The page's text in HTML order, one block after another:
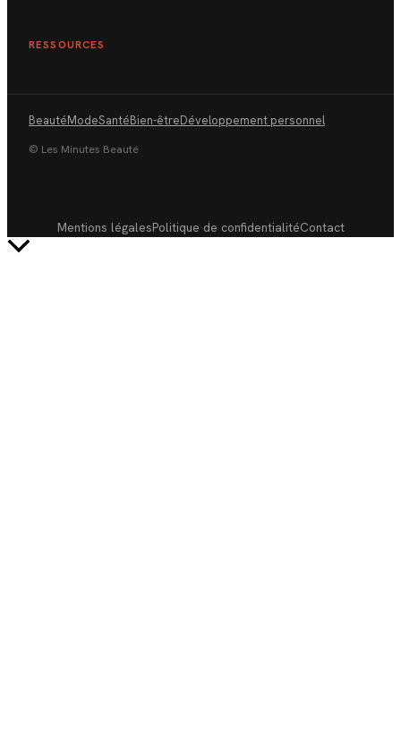
RESSOURCES
BeautéModeSantéBien-êtreDéveloppement personnel
© Les Minutes Beauté
Mentions légalesPolitique de confidentialitéContact